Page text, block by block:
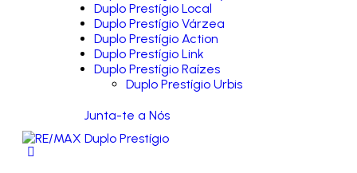
Duplo Prestígio Local
Duplo Prestígio Várzea
Duplo Prestígio Action
Duplo Prestígio Link
Duplo Prestígio Raízes
Duplo Prestígio Urbis
Junta-te a Nós